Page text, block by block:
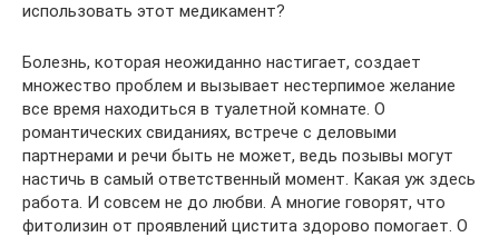
использовать этот медикамент?
Болезнь, которая неожиданно настигает, создает
множество проблем и вызывает нестерпимое желание
все время находиться в туалетной комнате. О
романтических свиданиях, встрече с деловыми
партнерами и речи быть не может, ведь позывы могут
настичь в самый ответственный момент. Какая уж здесь
работа. И совсем не до любви. А многие говорят, что
фитолизин от проявлений цистита здорово помогает. О